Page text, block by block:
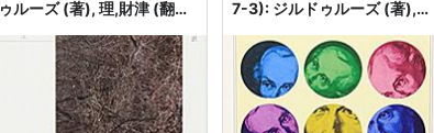
ゥルーズ (著), 理,財津 (翻
7-3): ジルドゥルーズ (著),
郎,國分 (翻訳): 本